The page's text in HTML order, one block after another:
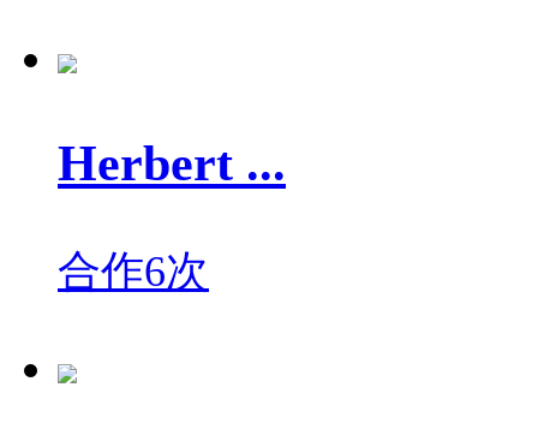
Herbert ...
合作6次